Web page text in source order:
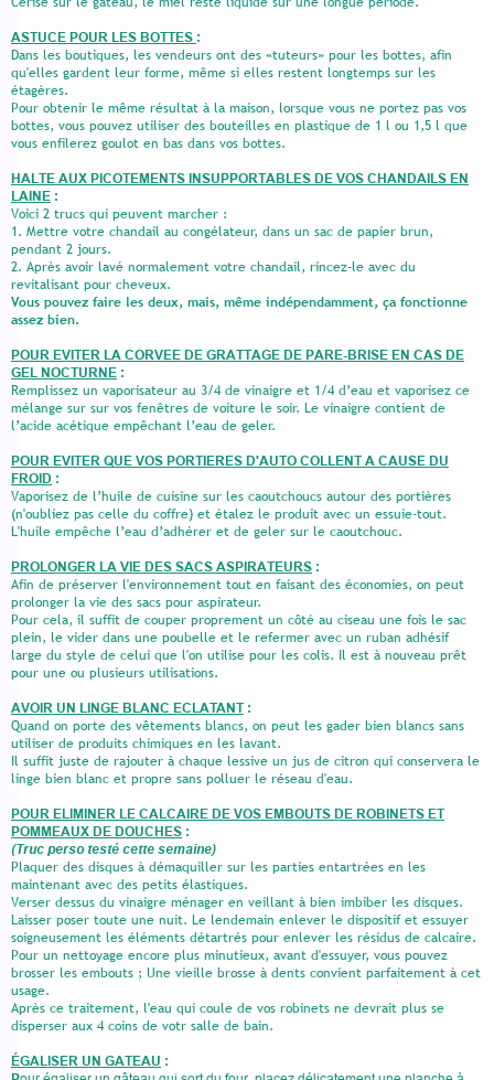
ASTUCE POUR LES BOTTES :
Dans les boutiques, les vendeurs ont des «tuteurs» pour les bottes, afin
qu'elles gardent leur forme, même si elles restent longtemps sur les
étagères.
Pour obtenir le même résultat à la maison, lorsque vous ne portez pas vos
bottes, vous pouvez utiliser des bouteilles en plastique de 1 l ou 1,5 l que
vous enfilerez goulot en bas dans vos bottes.
HALTE AUX PICOTEMENTS INSUPPORTABLES DE VOS CHANDAILS EN
LAINE :
Voici 2 trucs qui peuvent marcher :
1. Mettre votre chandail au congélateur, dans un sac de papier brun,
pendant 2 jours.
2. Après avoir lavé normalement votre chandail, rincez-le avec du
revitalisant pour cheveux.
Vous pouvez faire les deux, mais, même indépendamment, ça fonctionne
assez bien.
POUR EVITER LA CORVEE DE GRATTAGE DE PARE-BRISE EN CAS DE
GEL NOCTURNE :
Remplissez un vaporisateur au 3/4 de vinaigre et 1/4 d’eau et vaporisez ce
mélange sur sur vos fenêtres de voiture le soir. Le vinaigre contient de
l’acide acétique empêchant l’eau de geler.
POUR EVITER QUE VOS PORTIERES D'AUTO COLLENT A CAUSE DU
FROID :
Vaporisez de l’huile de cuisine sur les caoutchoucs autour des portières
(n'oubliez pas celle du coffre) et étalez le produit avec un essuie-tout.
L'huile empêche l’eau d’adhérer et de geler sur le caoutchouc.
PROLONGER LA VIE DES SACS ASPIRATEURS :
Afin de préserver l'environnement tout en faisant des économies, on peut
prolonger la vie des sacs pour aspirateur.
Pour cela, il suffit de couper proprement un côté au ciseau une fois le sac
plein, le vider dans une poubelle et le refermer avec un ruban adhésif
large du style de celui que l'on utilise pour les colis. Il est à nouveau prêt
pour une ou plusieurs utilisations.
AVOIR UN LINGE BLANC ECLATANT :
Quand on porte des vêtements blancs, on peut les gader bien blancs sans
utiliser de produits chimiques en les lavant.
Il suffit juste de rajouter à chaque lessive un jus de citron qui conservera le
linge bien blanc et propre sans polluer le réseau d'eau.
POUR ELIMINER LE CALCAIRE DE VOS EMBOUTS DE ROBINETS ET
POMMEAUX DE DOUCHES :
(Truc perso testé cette semaine)
Plaquer des disques à démaquiller sur les parties entartrées en les
maintenant avec des petits élastiques.
Verser dessus du vinaigre ménager en veillant à bien imbiber les disques.
Laisser poser toute une nuit. Le lendemain enlever le dispositif et essuyer
soigneusement les éléments détartrés pour enlever les résidus de calcaire.
Pour un nettoyage encore plus minutieux, avant d'essuyer, vous pouvez
brosser les embouts ; Une vieille brosse à dents convient parfaitement à cet
usage.
Après ce traitement, l'eau qui coule de vos robinets ne devrait plus se
disperser aux 4 coins de votr salle de bain.
ÉGALISER UN GATEAU :